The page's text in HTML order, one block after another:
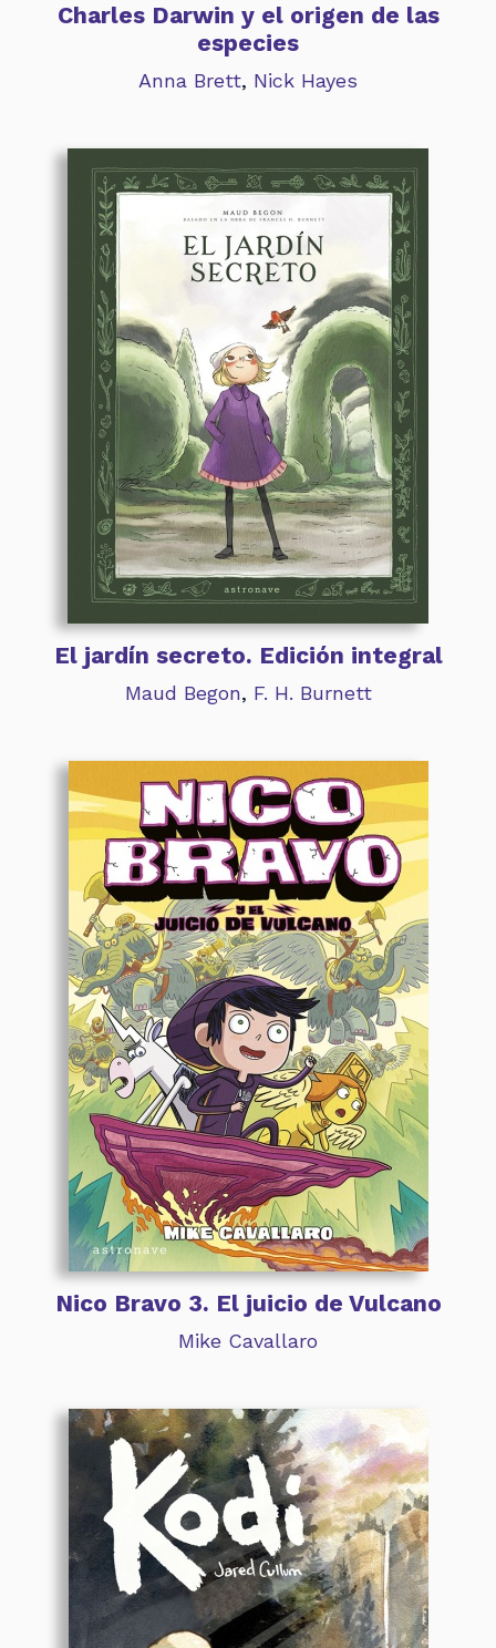
Charles Darwin y el origen de las
especies
Anna Brett, Nick Hayes
El jardín secreto. Edición integral
Maud Begon, F. H. Burnett
Nico Bravo 3. El juicio de Vulcano
Mike Cavallaro